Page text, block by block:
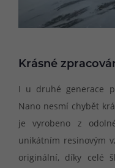
Krásné
I u druhé generace
Nano nesmí chybět
je vyrobeno z
unikátním resinovým
originální, díky celé